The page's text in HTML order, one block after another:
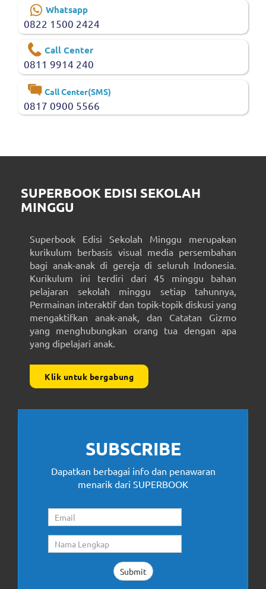
Whatsapp
0822 1500 2424
Call Center
0811 9914 240
Call Center(SMS)
0817 0900 5566
SUPERBOOK EDISI SEKOLAH
MINGGU
Superbook Edisi Sekolah Minggu merupakan
kurikulum berbasis visual media persembahan
bagi anak-anak di gereja di seluruh Indonesia.
Kurikulum ini terdiri dari 45 minggu bahan
pelajaran sekolah minggu setiap tahunnya,
Permainan interaktif dan topik-topik diskusi yang
mengaktifkan anak-anak, dan Catatan Gizmo
yang menghubungkan orang tua dengan apa
yang dipelajari anak.
Klik untuk bergabung
SUBSCRIBE
Dapatkan berbagai info dan penawaran
menarik dari SUPERBOOK